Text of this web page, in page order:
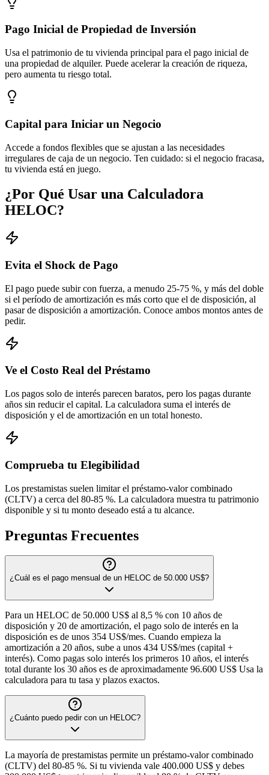
Pago Inicial de Propiedad de Inversión
Usa el patrimonio de tu vivienda principal para el pago inicial de
una propiedad de alquiler. Puede acelerar la creación de riqueza,
pero aumenta tu riesgo total.
Capital para Iniciar un Negocio
Accede a fondos flexibles que se ajustan a las necesidades
irregulares de caja de un negocio. Ten cuidado: si el negocio fracasa,
tu vivienda está en juego.
¿Por Qué Usar una Calculadora
HELOC?
Evita el Shock de Pago
El pago puede subir con fuerza, a menudo 25-75 %, y más del doble
si el período de amortización es más corto que el de disposición, al
pasar de disposición a amortización. Conoce ambos montos antes de
pedir.
Ve el Costo Real del Préstamo
Los pagos solo de interés parecen baratos, pero los pagas durante
años sin reducir el capital. La calculadora suma el interés de
disposición y el de amortización en un total honesto.
Comprueba tu Elegibilidad
Los prestamistas suelen limitar el préstamo-valor combinado
(CLTV) a cerca del 80-85 %. La calculadora muestra tu patrimonio
disponible y si tu monto deseado está a tu alcance.
Preguntas Frecuentes
¿Cuál es el pago mensual de un HELOC de 50.000 US$?
Para un HELOC de 50.000 US$ al 8,5 % con 10 años de
disposición y 20 de amortización, el pago solo de interés en la
disposición es de unos 354 US$/mes. Cuando empieza la
amortización a 20 años, sube a unos 434 US$/mes (capital +
interés). Como pagas solo interés los primeros 10 años, el interés
total durante los 30 años es de aproximadamente 96.600 US$ Usa la
calculadora para tu tasa y plazos exactos.
¿Cuánto puedo pedir con un HELOC?
La mayoría de prestamistas permite un préstamo-valor combinado
(CLTV) del 80-85 %. Si tu vivienda vale 400.000 US$ y debes